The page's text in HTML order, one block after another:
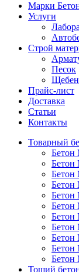
Марки
Услуги
Строй
Песок
Прайс-лист
Доставка
Статьи
Контакты
Товарный
Бетон
Бетон
Бетон
Бетон
Бетон
Бетон
Бетон
Бетон
Бетон
Бетон
Тощий